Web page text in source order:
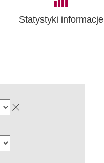
Statystyki informacje